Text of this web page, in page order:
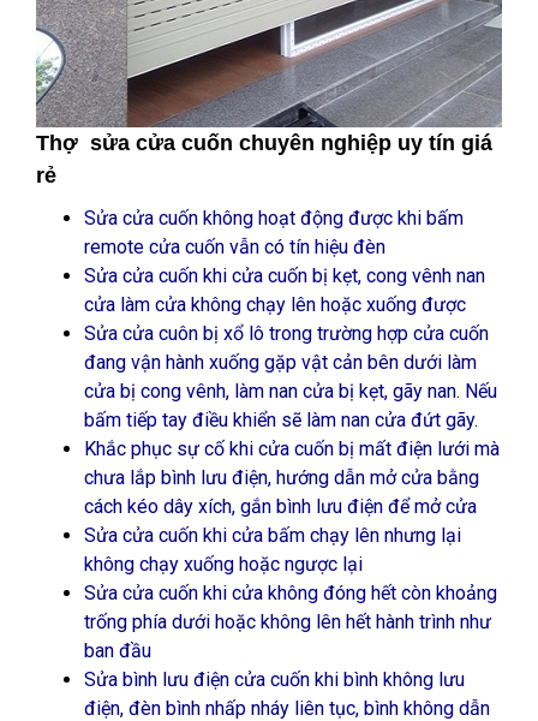
Thợ sửa cửa cuốn chuyên nghiệp uy tín giá
rẻ
Sửa cửa cuốn không hoạt động được khi bấm
remote cửa cuốn vẫn có tín hiệu đèn
Sửa cửa cuốn khi cửa cuốn bị kẹt, cong vênh nan
cửa làm cửa không chạy lên hoặc xuống được
Sửa cửa cuôn bị xổ lô trong trường hợp cửa cuốn
đang vận hành xuống gặp vật cản bên dưới làm
cửa bị cong vênh, làm nan cửa bị kẹt, gãy nan. Nếu
bấm tiếp tay điều khiển sẽ làm nan cửa đứt gãy.
Khắc phục sự cố khi cửa cuốn bị mất điện lưới mà
chưa lắp bình lưu điện, hướng dẫn mở cửa bằng
cách kéo dây xích, gắn bình lưu điện để mở cửa
Sửa cửa cuốn khi cửa bấm chạy lên nhưng lại
không chạy xuống hoặc ngược lại
Sửa cửa cuốn khi cửa không đóng hết còn khoảng
trống phía dưới hoặc không lên hết hành trình như
ban đầu
Sửa bình lưu điện cửa cuốn khi bình không lưu
điện, đèn bình nhấp nháy liên tục, bình không dẫn